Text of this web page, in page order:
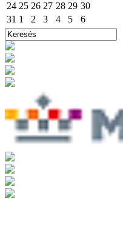
24 25 26 27 28 29 30
31 1 2 3 4 5 6